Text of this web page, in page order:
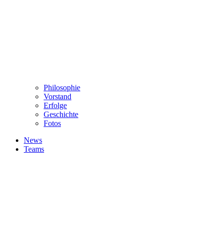
Philosophie
Vorstand
Erfolge
Geschichte
Fotos
News
Teams